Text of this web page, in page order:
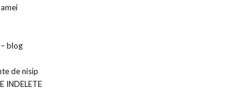
blog
de nisip
INDELETE